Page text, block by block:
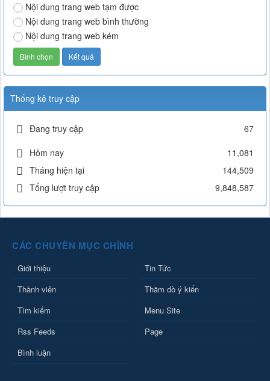
Nội dung trang web tạm được
Nội dung trang web bình thường
Nội dung trang web kém
Thống kê truy cập
Đang truy cập
67
Hôm nay
11,081
Tháng hiện tại
144,509
Tổng lượt truy cập
9,848,587
CÁC CHUYÊN MỤC CHÍNH
Giới thiệu
Tin Tức
Thành viên
Thăm dò ý kiến
Tìm kiếm
Menu Site
Rss Feeds
Page
Bình luận